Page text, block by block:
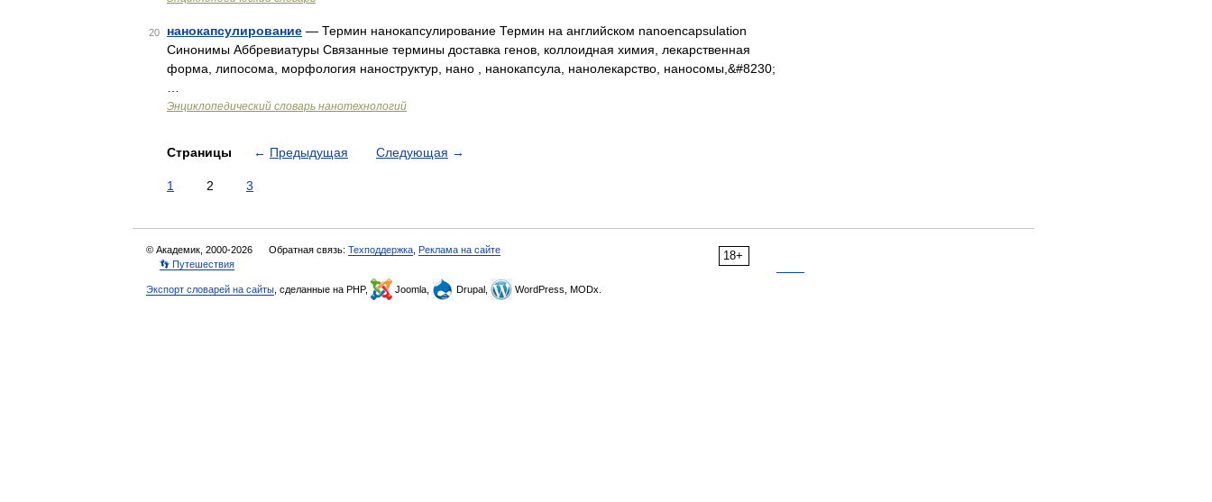
20 нанокапсулирование — Термин нанокапсулирование Термин на английском nanoencapsulation
Синонимы Аббревиатуры Связанные термины доставка генов, коллоидная химия, лекарственная
форма, липосома, морфология наноструктур, нано , нанокапсула, нанолекарство, наносомы,&#8230;
Энциклопедический словарь нанотехнологий
Страницы ← Предыдущая Следующая →
1 2 3
18+
© Академик, 2000-2026 Обратная связь: Техподдержка Реклама на сайте
👣 Путешествия
Экспорт словарей на сайты , сделанные на PHP, Joomla, Drupal, WordPress, MODx.